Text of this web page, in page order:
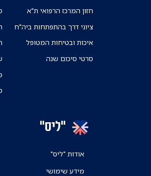
חזון המרכז הרפואי ת"א
ציוני דרך בהתפתחות ביה"ח
איכות ובטיחות המטופל
סרטי סיכום שנה
"ליס"
אודות "ליס"
מידע שימושי